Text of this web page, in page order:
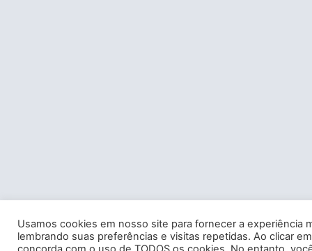
Usamos cookies em nosso site para fornecer a experiência
lembrando suas preferências e visitas repetidas. Ao clicar